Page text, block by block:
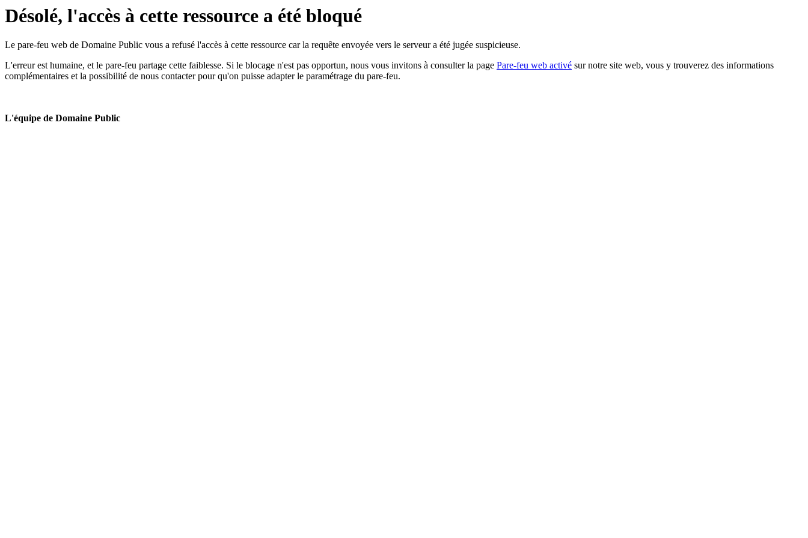
Désolé, l'accès à cette ressource a été bloqué
Le pare-feu web de Domaine Public vous a refusé l'accès à cette ressource car la requête envoyée vers le serveur a été jugée suspicieuse.
L'erreur est humaine, et le pare-feu partage cette faiblesse. Si le blocage n'est pas opportun, nous vous invitons à consulter la page Pare-feu web activé sur notre site web, vous y trouverez des informations
complémentaires et la possibilité de nous contacter pour qu'on puisse adapter le paramétrage du pare-feu.
L'équipe de Domaine Public